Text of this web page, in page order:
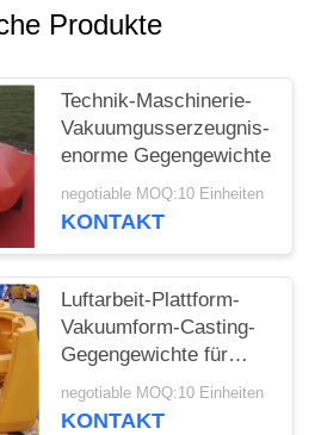
Produkte
Technik-Maschinerie-
Vakuumgusserzeugnis-
enorme Gegengewichte
negotiable MOQ:10 Einheiten
KONTAKT
Luftarbeit-Plattform-
Vakuumform-Casting-
Gegengewichte für
Schwerlastwagen
negotiable MOQ:10 Einheiten
KONTAKT